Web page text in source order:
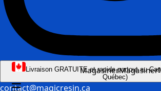
Livraison GRATUITE et rapide partout au
Québec)
contact@magicresin.ca
☰
MagasinerMagasiner